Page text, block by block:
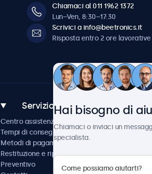
Chiamaci al 011 1962 1372
Lun–Ven, 8:30–17:30
Scrivici a info@beetronics.it
Risposta entro 2 ore lavorative
Servizio Clienti
Centro assistenza
Tempi di consegna
Metodi di pagamento
Restituzione e riparazione
Preventivo
Notizie e
Beetronics
Lavora con
Hai bisogno di
Chiamaci o inviaci un
specialista.